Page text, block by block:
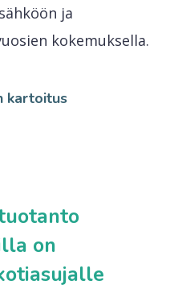
ja
kokemuksella.
kartoitus
on